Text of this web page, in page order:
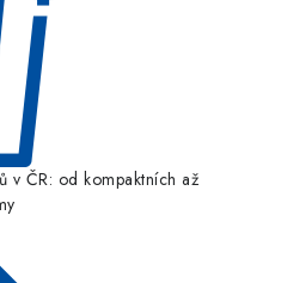
v ČR: od kompaktních až